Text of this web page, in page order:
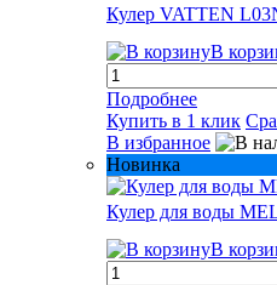
Кулер VATTEN
В
Подробнее
Купить в 1 клик
В избранное
Новинка
Кулер для воды
В